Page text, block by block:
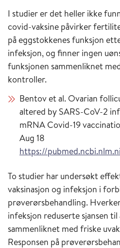
I studier er det heller ikke
covid-vaksine påvirker
på eggstokkenes funksjon
infeksjon, og finner ingen
funksjonen sammenliknet
kontroller.
Bentov et al. Ovarian
altered by SARS-CoV-2
mRNA Covid-19
Aug 18
https://
To studier har undersøkt
vaksinasjon og infeksjon i
prøverørsbehandling.
infeksjon reduserte sjansen til
sammenliknet med friske
Responsen på